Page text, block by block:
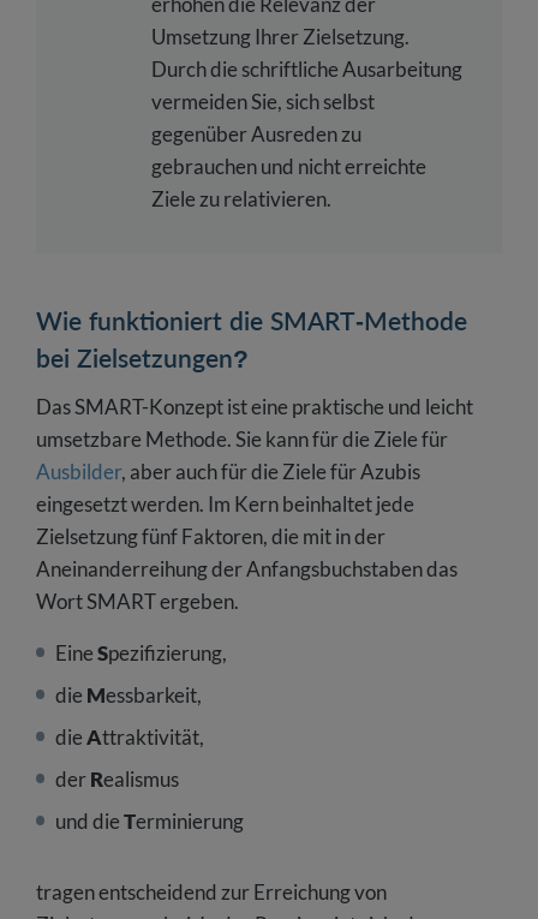
Umsetzung Ihrer Zielsetzung.
Durch die schriftliche Ausarbeitung
vermeiden Sie, sich selbst
gegenüber Ausreden zu
gebrauchen und nicht erreichte
Ziele zu relativieren.
Wie funktioniert die SMART-Methode
bei Zielsetzungen?
Das SMART-Konzept ist eine praktische und leicht
umsetzbare Methode. Sie kann für die Ziele für
Ausbilder, aber auch für die Ziele für Azubis
eingesetzt werden. Im Kern beinhaltet jede
Zielsetzung fünf Faktoren, die mit in der
Aneinanderreihung der Anfangsbuchstaben das
Wort SMART ergeben.
EineSpezifizierung,
die Messbarkeit,
dieAttraktivität,
derRealismus
und dieTerminierung
tragen entscheidend zur Erreichung von